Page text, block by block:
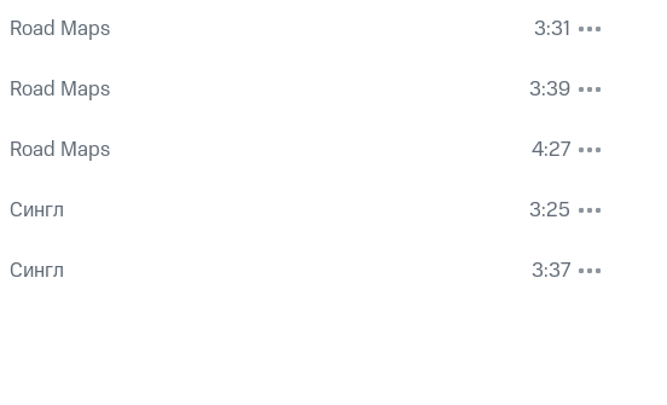
Road Maps
3:31
Road Maps
3:39
Road Maps
4:27
Сингл
3:25
Сингл 3:37